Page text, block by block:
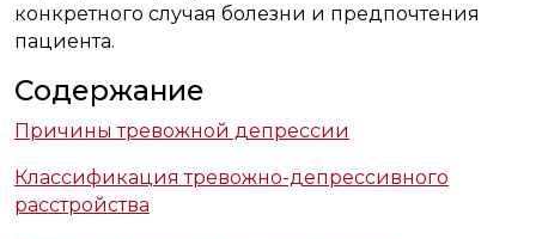
конкретного случая болезни и предпочтения
пациента.
Содержание
Причины тревожной депрессии
Классификация тревожно-депрессивного
расстройства